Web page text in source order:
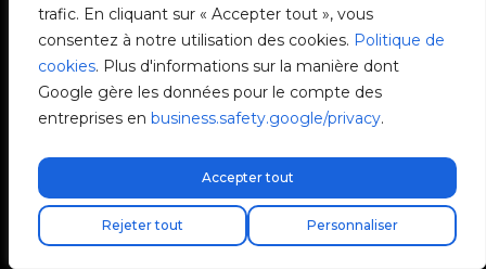
trafic. En cliquant sur « Accepter tout », vous
consentez à notre utilisation des cookies. Politique de
cookies. Plus d'informations sur la manière dont
Google gère les données pour le compte des
entreprises en business.safety.google/privacy.
Personnaliser
Rejeter tout
Accepter tout
Livraison express gratuite !
Trouvez votre installateur